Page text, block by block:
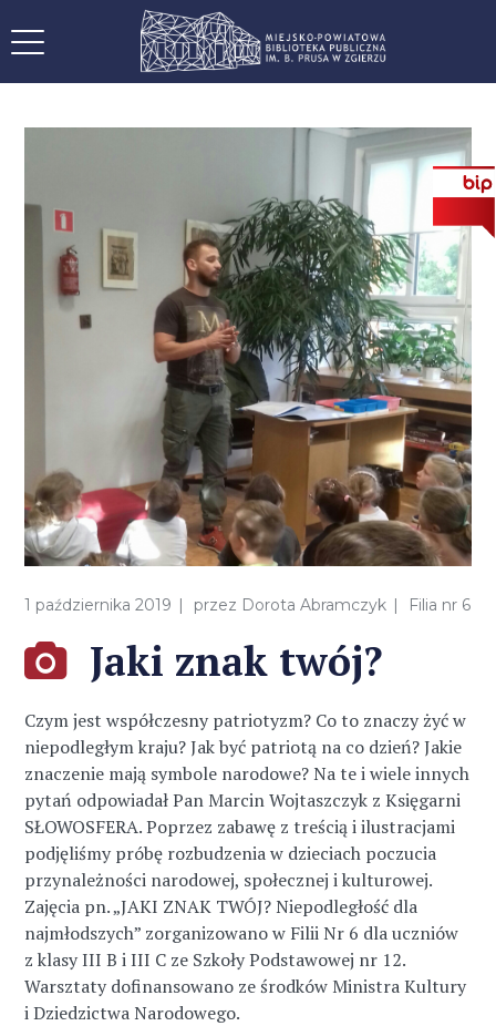
1 października 2019 przez Dorota Abramczyk Filia nr 6
Jaki znak twój?
Czym jest współczesny patriotyzm? Co to znaczy żyć w
niepodległym kraju? Jak być patriotą na co dzień? Jakie
znaczenie mają symbole narodowe? Na te i wiele innych
pytań odpowiadał Pan Marcin Wojtaszczyk z Księgarni
SŁOWOSFERA. Poprzez zabawę z treścią i ilustracjami
podjęliśmy próbę rozbudzenia w dzieciach poczucia
przynależności narodowej, społecznej i kulturowej.
Zajęcia pn. „JAKI ZNAK TWÓJ? Niepodległość dla
najmłodszych” zorganizowano w Filii Nr 6 dla uczniów
z klasy III B i III C ze Szkoły Podstawowej nr 12.
Warsztaty dofinansowano ze środków Ministra Kultury
i Dziedzictwa Narodowego.